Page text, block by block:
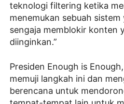
teknologi filtering ketika
menemukan sebuah sistem
sengaja memblokir konten
diinginkan.”
Presiden Enough is
memuji langkah ini dan
berencana untuk